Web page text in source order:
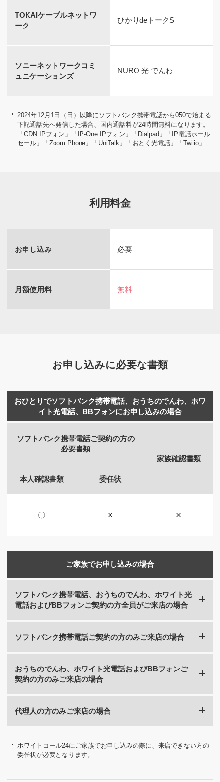
TOKAIケーブルネットワ
ーク
ひかりdeトークS
ソニーネットワークコミ
ュニケーションズ
NURO 光 でんわ
2024年12月1日（日）以降にソフトバンク携帯電話から050で始まる
下記通話先へ発信した場合、国内通話料が24時間無料になります。
「ODN IPフォン」「IP-One IPフォン」「Dialpad」「IP電話ホール
セール」「Zoom Phone」「UniTalk」「おとく光電話」「Twilio」
利用料金
お申し込み 必要
月額使用料 無料
お申し込みに必要な書類
おひとりでソフトバンク携帯電話、おうちのでんわ、ホワ
イト光電話、BBフォンにお申し込みの場合
ソフトバンク携帯電話ご契約の方の
必要書類
家族確認書類
本人確認書類 委任状
〇 × ×
ご家族でお申し込みの場合
ソフトバンク携帯電話、おうちのでんわ、ホワイト光
電話およびBBフォンご契約の方全員がご来店の場合
ソフトバンク携帯電話ご契約の方の本人確認書類
おうちのでんわ、ホワイト光電話、BBフォンご契約の方
ソフトバンク携帯電話ご契約の方のみご来店の場合
ソフトバンク携帯電話ご契約の方の本人確認書類
おうちのでんわ、ホワイト光電話、BBフォンご契約の方
おうちのでんわ、ホワイト光電話およびBBフォンご
契約の方のみご来店の場合
ソフトバンク携帯電話ご契約の方の委任状
おうちのでんわ、ホワイト光電話、BBフォンご契約の方
代理人の方のみご来店の場合
代理人の方の本人確認書類
ホワイトコール24にご家族でお申し込みの際に、来店できない方の
委任状が必要となります。